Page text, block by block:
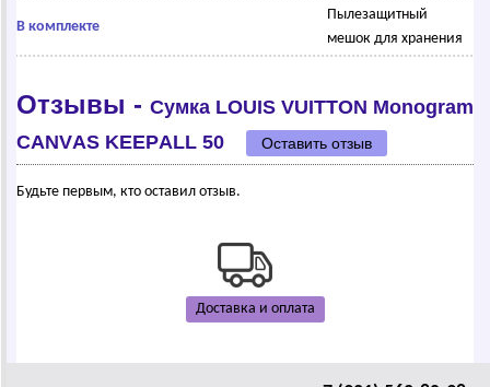
В комплекте
Пылезащитный
мешок для хранения
Отзывы - Сумка LОUIS VUIТТОN Mоnоgrаm
CАNVАS KЕЕPАLL 50
Оставить отзыв
Будьте первым, кто оставил отзыв.
Доставка и оплата